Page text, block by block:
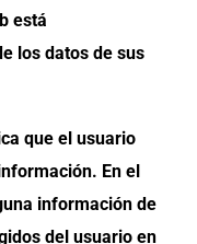
está
los datos de sus
que el usuario
En el
información de
del usuario en